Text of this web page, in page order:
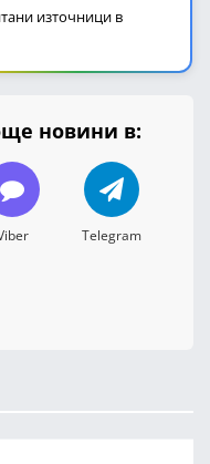
източници в
новини в:
Telegram